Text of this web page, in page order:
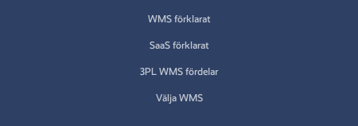
WMS förklarat
SaaS förklarat
3PL WMS fördelar
Välja WMS